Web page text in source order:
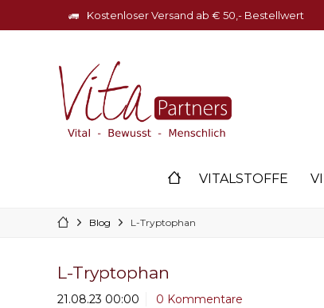
Kostenloser Versand ab € 50,- Bestellwert
VITALSTOFFE
Blog L-Tryptophan
L-Tryptophan
21.08.23 00:00 0 Kommentare